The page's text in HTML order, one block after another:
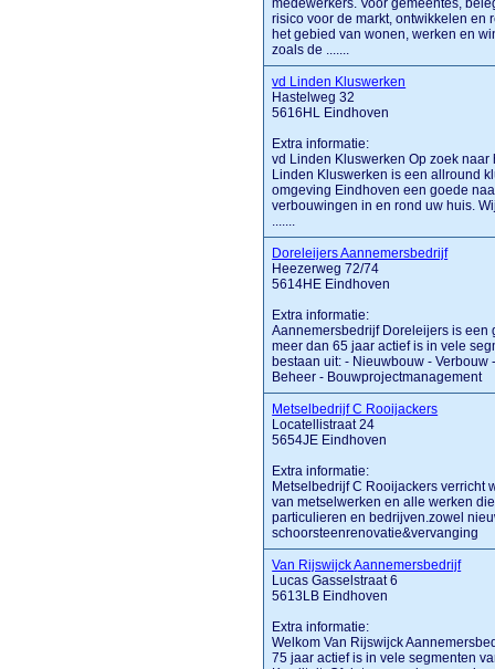
medewerkers. Voor gemeentes,
risico voor de markt, ontwikkelen
het gebied van wonen, werken en
zoals de .......
vd Linden Kluswerken
Hastelweg 32
5616HL Eindhoven
Extra informatie:
vd Linden Kluswerken Op zoek
Linden Kluswerken is een allround
omgeving Eindhoven een goede
verbouwingen in en rond uw huis.
.......
Doreleijers Aannemersbedrijf
Heezerweg 72/74
5614HE Eindhoven
Extra informatie:
Aannemersbedrijf Doreleijers is
meer dan 65 jaar actief is in vele
bestaan uit: - Nieuwbouw -
Beheer - Bouwprojectmanagement
Metselbedrijf C Rooijackers
Locatellistraat 24
5654JE Eindhoven
Extra informatie:
Metselbedrijf C Rooijackers
van metselwerken en alle werken
particulieren en bedrijven.zowel
schoorsteenrenovatie&vervanging
Van Rijswijck Aannemersbedrijf
Lucas Gasselstraat 6
5613LB Eindhoven
Extra informatie:
Welkom Van Rijswijck
75 jaar actief is in vele segmenten